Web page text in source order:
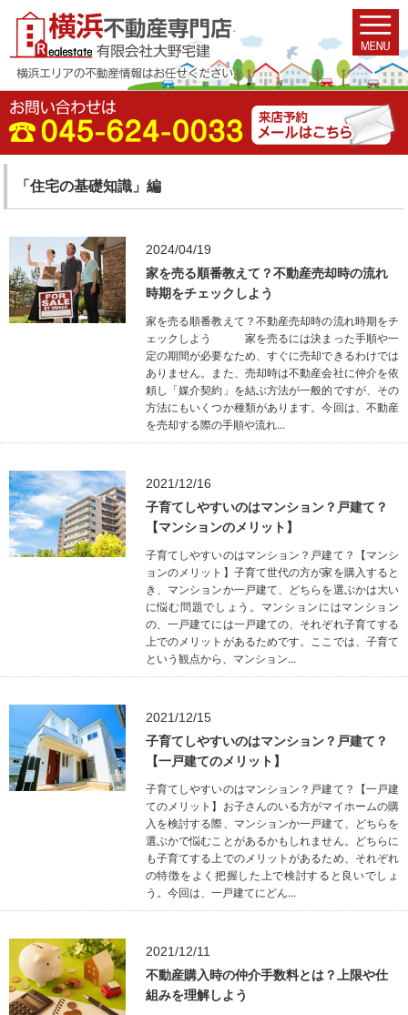
「住宅の基礎知識」編
2024/04/19
家を売る順番教えて？不動産売却時の流れ
時期をチェックしよう
家を売る順番教えて？不動産売却時の流れ時期をチ
ェックしよう 家を売るには決まった手順や一
定の期間が必要なため、すぐに売却できるわけでは
ありません。また、売却時は不動産会社に仲介を依
頼し「媒介契約」を結ぶ方法が一般的ですが、その
方法にもいくつか種類があります。今回は、不動産
を売却する際の手順や流れ...
2021/12/16
子育てしやすいのはマンション？戸建て？
【マンションのメリット】
子育てしやすいのはマンション？戸建て？【マンシ
ョンのメリット】子育て世代の方が家を購入すると
き、マンションか一戸建て、どちらを選ぶかは大い
に悩む問題でしょう。マンションにはマンション
の、一戸建てには一戸建ての、それぞれ子育てする
上でのメリットがあるためです。ここでは、子育て
という観点から、マンション...
2021/12/15
子育てしやすいのはマンション？戸建て？
【一戸建てのメリット】
子育てしやすいのはマンション？戸建て？【一戸建
てのメリット】お子さんのいる方がマイホームの購
入を検討する際、マンションか一戸建て、どちらを
選ぶかで悩むことがあるかもしれません。どちらに
も子育てする上でのメリットがあるため、それぞれ
の特徴をよく把握した上で検討すると良いでしょ
う。今回は、一戸建てにどん...
2021/12/11
不動産購入時の仲介手数料とは？上限や仕
組みを理解しよう